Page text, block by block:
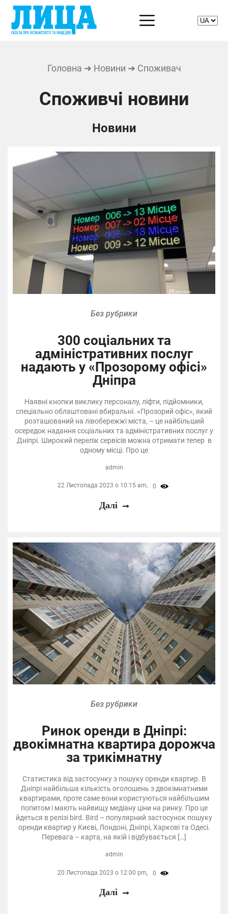
Головна ➜ Новини ➜ Споживач
Споживчі новини
Новини
Без рубрики
300 соціальних та
адміністративних послуг
надають у «Прозорому офісі»
Дніпра
Наявні кнопки виклику персоналу, ліфти, підйомники,
спеціально облаштовані вбиральні. «Прозорий офіс», який
розташований на лівобережжі міста, – це найбільший
осередок надання соціальних та адміністративних послуг у
Дніпрі. Широкий перелік сервісів можна отримати тепер в
одному місці. Про це
admin
22 Листопада 2023 о 10:15 am, 0
Далі
Без рубрики
Ринок оренди в Дніпрі:
двокімнатна квартира дорожча
за трикімнатну
Статистика від застосунку з пошуку оренди квартир. В
Дніпрі найбільша кількість оголошень з двокімнатними
квартирами, проте саме вони користуються найбільшим
попитом і мають найвищу медіану ціни на ринку. Про це
йдеться в релізі bird. Bird – популярний застосунок пошуку
оренди квартир у Києві, Лондоні, Дніпрі, Харкові та Одесі.
Перевага – карта, на якій і відбувається […]
admin
20 Листопада 2023 о 12:00 pm, 0
Далі